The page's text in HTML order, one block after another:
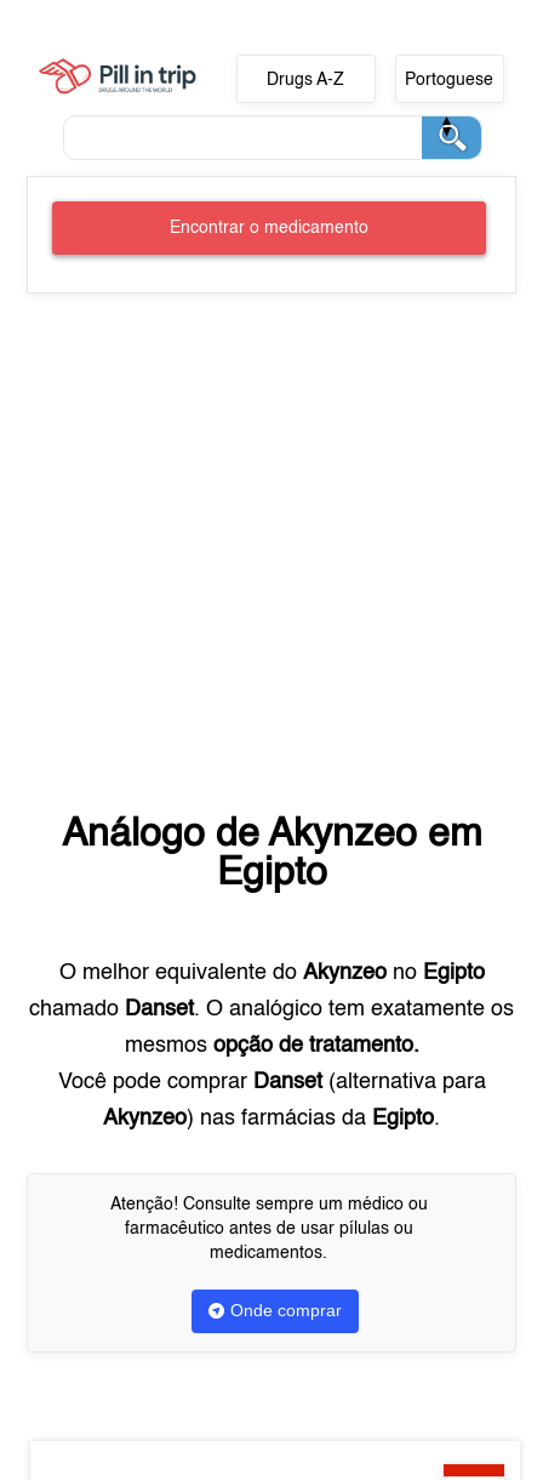
Drugs A-Z Portoguese
Encontrar o medicamento
Análogo de Akynzeoem
Egipto
O melhor equivalente do Akynzeono Egipto
chamado Danset. O analógico tem exatamente os
mesmos opção de tratamento.
Você pode comprar Danset(alternativa para
Akynzeo) nas farmácias da Egipto.
Atenção! Consulte sempre um médico ou
farmacêutico antes de usar pílulas ou
medicamentos.
Onde comprar